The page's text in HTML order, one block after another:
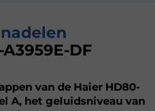
DF
van de Haier HD80-
A, het geluidsniveau van